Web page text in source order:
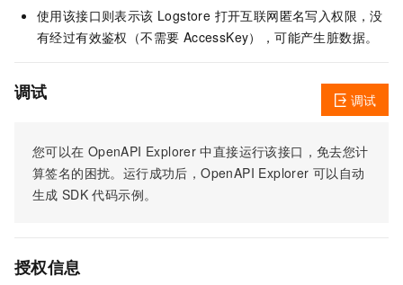
使用该接口则表示该 Logstore 打开互联网匿名写入权限，没
有经过有效鉴权（不需要 AccessKey），可能产生脏数据。
调试
您可以在 OpenAPI Explorer 中直接运行该接口，免去您计
算签名的困扰。运行成功后，OpenAPI Explorer 可以自动
生成 SDK 代码示例。
调试
授权信息